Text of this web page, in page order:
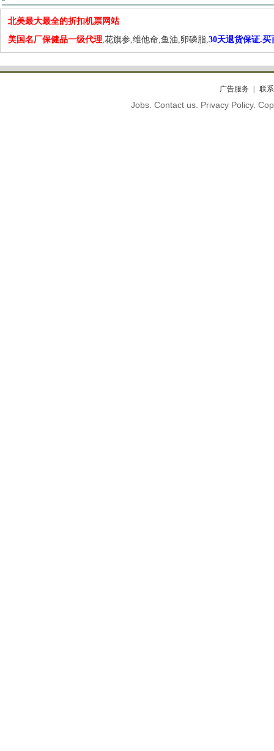
北美最大最全的折扣机票网站
美国名厂保健品一级代理,花旗参,维他命,鱼油,卵磷脂,30天退货保证.买
广告服务 联
Jobs. Contact us. Privacy Policy.